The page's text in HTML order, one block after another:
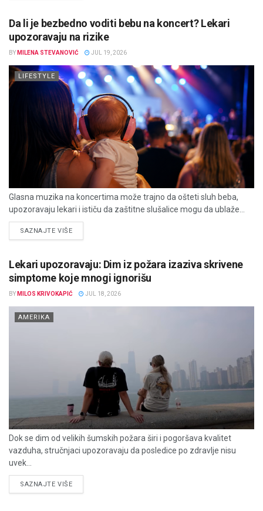
Da li je bezbedno voditi bebu na koncert? Lekari
upozoravaju na rizike
BY MILENA STEVANOVIĆ JUL 19, 2026
LIFESTYLE
Glasna muzika na koncertima može trajno da ošteti sluh beba,
upozoravaju lekari i ističu da zaštitne slušalice mogu da ublaže...
SAZNAJTE VIŠEDETAILS
Lekari upozoravaju: Dim iz požara izaziva skrivene
simptome koje mnogi ignorišu
BY MILOS KRIVOKAPIĆ JUL 18, 2026
AMERIKA
Dok se dim od velikih šumskih požara širi i pogoršava kvalitet
vazduha, stručnjaci upozoravaju da posledice po zdravlje nisu
uvek...
SAZNAJTE VIŠEDETAILS